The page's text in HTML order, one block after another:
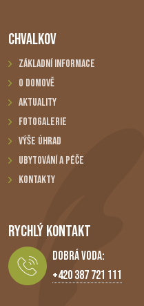
CHVALKOV
Základní informace
O domově
Aktuality
Fotogalerie
Výše úhrad
Ubytování a péče
Kontakty
RYCHLÝ KONTAKT
Dobrá Voda:
+420 387 721 111